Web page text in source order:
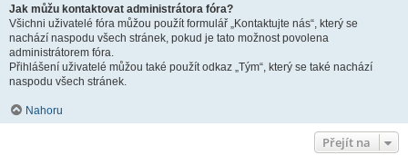
Jak můžu kontaktovat administrátora fóra?
Všichni uživatelé fóra můžou použít formulář „Kontaktujte nás“, který se
nachází naspodu všech stránek, pokud je tato možnost povolena
administrátorem fóra.
Přihlášení uživatelé můžou také použít odkaz „Tým“, který se také nachází
naspodu všech stránek.
Nahoru
Přejít na